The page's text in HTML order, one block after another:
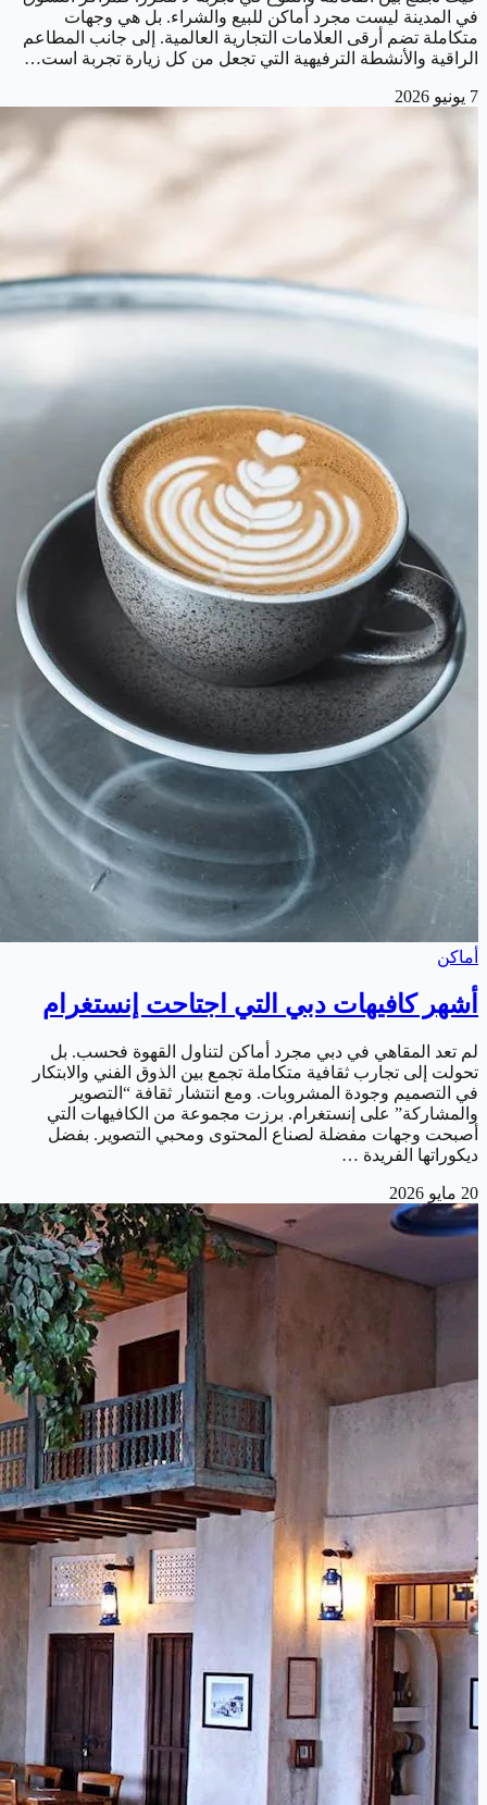
في المدينة ليست مجرد أماكن للبيع والشراء. بل هي وجهات
متكاملة تضم أرقى العلامات التجارية العالمية. إلى جانب المطاعم
الراقية والأنشطة الترفيهية التي تجعل من كل زيارة تجربة است…
7 يونيو 2026
أماكن
أشهر كافيهات دبي التي اجتاحت إنستغرام
لم تعد المقاهي في دبي مجرد أماكن لتناول القهوة فحسب. بل
تحولت إلى تجارب ثقافية متكاملة تجمع بين الذوق الفني والابتكار
في التصميم وجودة المشروبات. ومع انتشار ثقافة “التصوير
والمشاركة” على إنستغرام. برزت مجموعة من الكافيهات التي
أصبحت وجهات مفضلة لصناع المحتوى ومحبي التصوير. بفضل
ديكوراتها الفريدة …
20 مايو 2026